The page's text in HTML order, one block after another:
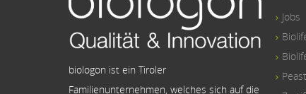
biologon ist ein Tiroler
Familienunternehmen, welches sich auf die
Jobs